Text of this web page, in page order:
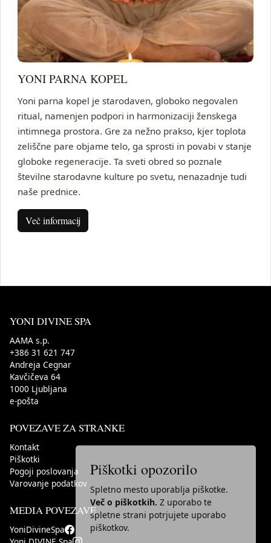
YONI PARNA KOPEL
Yoni parna kopel je starodaven, globoko negovalen
ritual, namenjen podpori in harmonizaciji ženskega
intimnega prostora. Gre za nežno prakso, kjer toplota
zeliščne pare objame telo, ga sprosti in povabi v stanje
globoke regeneracije. Ta sveti obred so poznale
številne starodavne kulture po svetu, nenazadnje tudi
naše prednice.
Več informacij
YONI DIVINE SPA
AAMA s.p.
+386 31 621 747
Andreja Cegnar
Kavčičeva 64
1000 Ljubljana
e-pošta
POVEZAVE ZA STRANKE
Kontakt
Piškotki
Pogoji poslovanja
Varovanje podatkov
MEDIA POVEZAVE
YoniDivineSpa
Piškotki opozorilo
Spletno mesto uporablja piškotke.
Več o piškotkih. Z uporabo te
spletne strani potrjujete uporabo
piškotkov.